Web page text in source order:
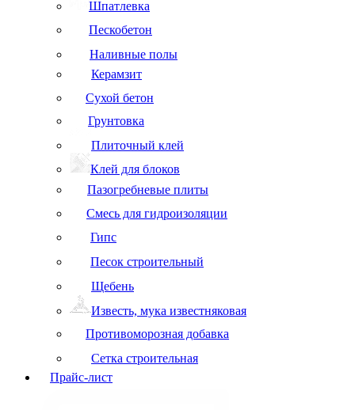
Шпатлевка
Пескобетон
Наливные полы
Керамзит
Сухой бетон
Грунтовка
Плиточный клей
Клей для блоков
Пазогребневые плиты
Смесь для гидроизоляции
Гипс
Песок строительный
Щебень
Известь, мука известняковая
Противоморозная добавка
Сетка строительная
Прайс-лист